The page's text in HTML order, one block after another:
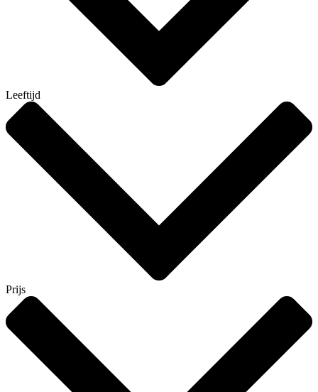
Leeftijd
Prijs